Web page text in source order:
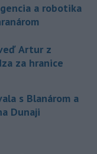
a robotika
Artur z
za hranice
s Blanárom a
Dunaji